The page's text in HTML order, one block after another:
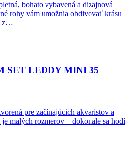
bohato vybavená a dizajnová
rohy vám umožnia obdivovať krásu
z…
SET LEDDY MINI 35
pre začínajúcich akvaristov a
malých rozmerov – dokonale sa hodí